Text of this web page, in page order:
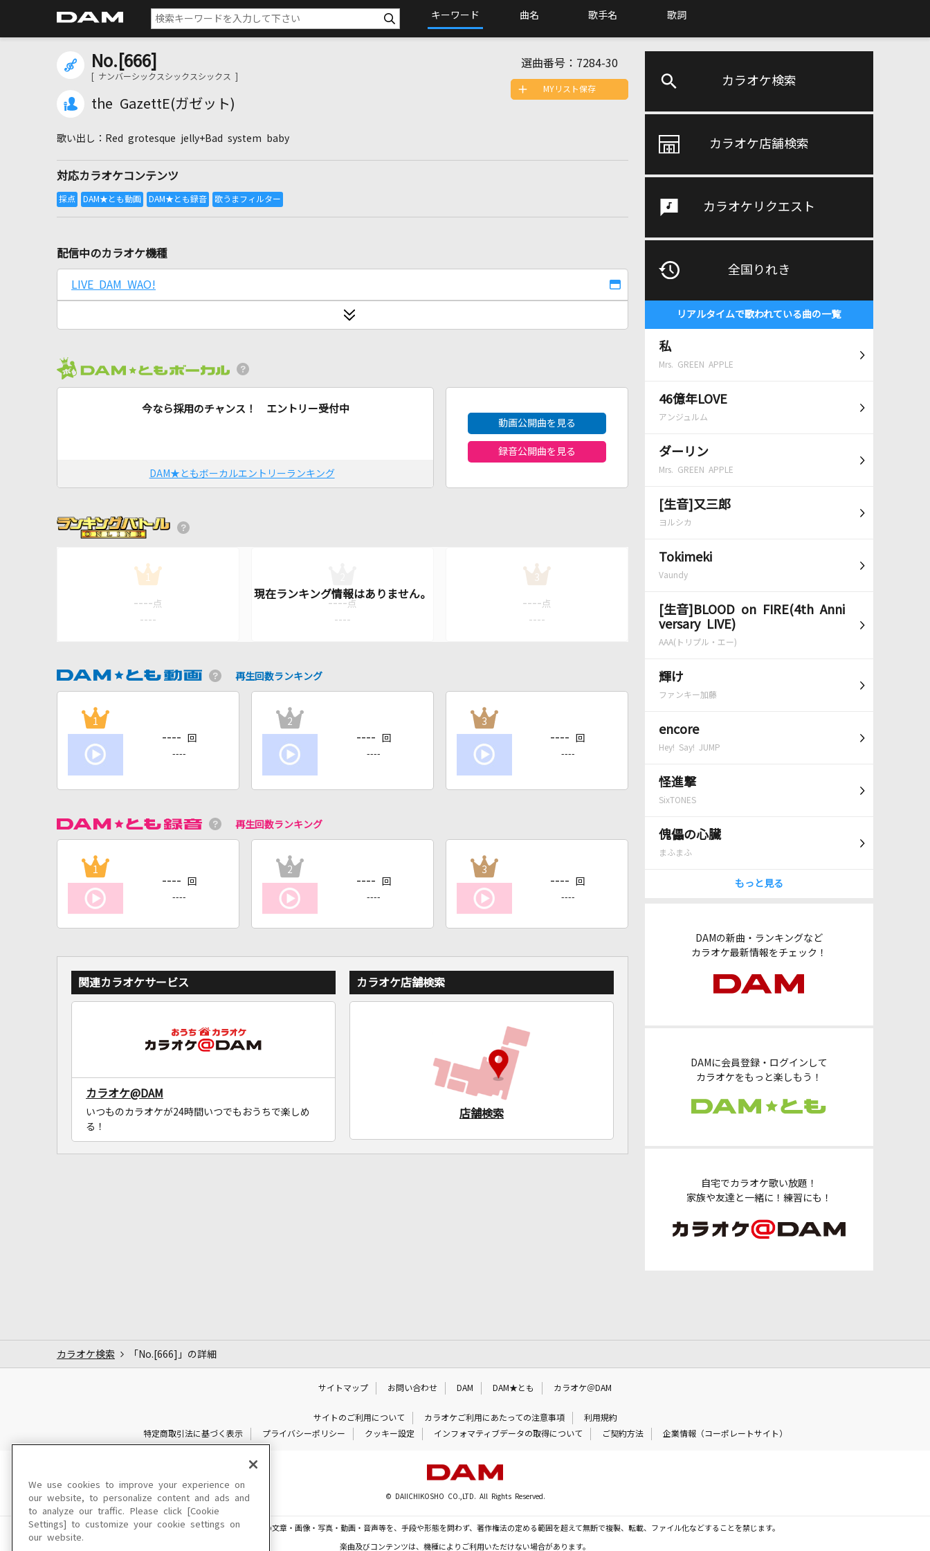
キーワード 曲名 歌手名 歌詞
カラオケ検索
カラオケ店舗検索
カラオケリクエスト
全国りれき
リアルタイムで歌われている曲の一覧
私
Mrs. GREEN APPLE
46億年LOVE
アンジュルム
ダーリン
Mrs. GREEN APPLE
[生音]又三郎
ヨルシカ
Tokimeki
Vaundy
[生音]BLOOD on FIRE(4th Anni
versary LIVE)
AAA(トリプル・エー)
輝け
ファンキー加藤
encore
Hey! Say! JUMP
怪進撃
SixTONES
傀儡の心臓
まふまふ
もっと見る
DAMの新曲・ランキングなど
カラオケ最新情報をチェック！
DAMに会員登録・ログインして
カラオケをもっと楽しもう！
自宅でカラオケ歌い放題！
家族や友達と一緒に！練習にも！
No.[666]
[ ナンバーシックスシックスシックス ]
the GazettE(ガゼット)
選曲番号： 7284-30
Red grotesque jelly+Bad system baby
対応カラオケコンテンツ
MYリスト保存
配信中のカラオケ機種
LIVE DAM WAO!
今なら採用のチャンス！ エントリー受付中
DAM★ともボーカルエントリーランキング
動画公開曲を見る
録音公開曲を見る
1
---- 点
----
---- 点
----
3
---- 点
----
再生回数ランキング
1
---- 回
----
2
---- 回
----
3
---- 回
----
再生回数ランキング
1
---- 回
----
2
---- 回
----
3
---- 回
----
関連カラオケサービス
カラオケ@DAM
いつものカラオケが24時間いつでもおうちで楽しめ
る！
カラオケ店舗検索
店舗検索
カラオケ検索 「No.[666]」の詳細
サイトマップ お問い合わせ DAM DAM★とも カラオケ＠DAM
サイトのご利用について カラオケご利用にあたっての注意事項
利用規約
特定商取引法に基づく表示
プライバシーポリシー クッキー設定 インフォマティブデータの取得について ご契約方法 企業情報（コーポレートサイト）
© DAIICHIKOSHO CO.,LTD. All Rights Reserved.
このサイトに掲載されている一切の文章・画像・写真・動画・音声等を、手段や形態を問わず、著作権法の定める範囲を超えて無断で複製、転載、ファイル化などすることを禁じます。
楽曲及びコンテンツは、機種によりご利用いただけない場合があります。
We use cookies to improve your experience on
our website, to personalize content and ads and
to analyze our traffic. Please click [Cookie
Settings] to customize your cookie settings on
our website.